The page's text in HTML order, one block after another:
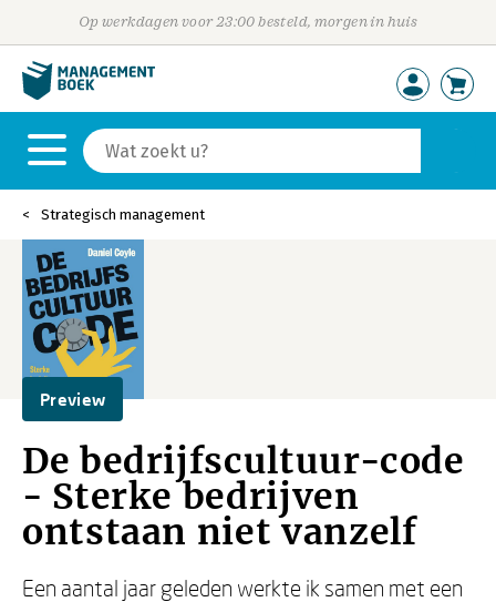
Op werkdagen voor 23:00 besteld, morgen in huis
Strategisch management
Preview
De bedrijfscultuur-code
- Sterke bedrijven
ontstaan niet vanzelf
Een aantal jaar geleden werkte ik samen met een